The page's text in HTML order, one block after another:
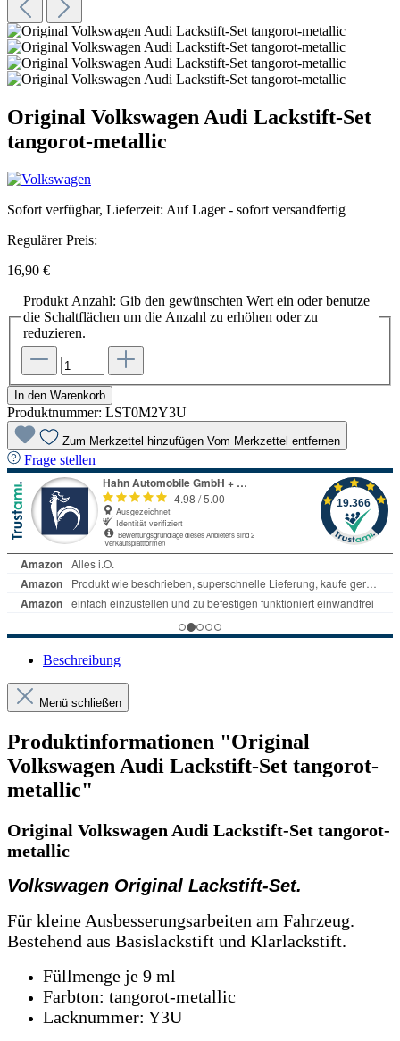
Original Volkswagen Audi Lackstift-Set
tangorot-metallic
Sofort verfügbar, Lieferzeit: Auf Lager - sofort versandfertig
Regulärer Preis:
16,90 €
Produkt Anzahl: Gib den gewünschten Wert ein oder benutze
die Schaltflächen um die Anzahl zu erhöhen oder zu
reduzieren.
In den Warenkorb
Produktnummer: LST0M2Y3U
Zum Merkzettel hinzufügen Vom Merkzettel entfernen
Frage stellen
Beschreibung
Menü schließen
Produktinformationen "Original
Volkswagen Audi Lackstift-Set tangorot-
metallic"
Original Volkswagen Audi Lackstift-Set tangorot-
metallic
Volkswagen Original Lackstift-Set.
Für kleine Ausbesserungsarbeiten am Fahrzeug.
Bestehend aus Basislackstift und Klarlackstift.
Füllmenge je 9 ml
Farbton: tangorot-metallic
Lacknummer: Y3U